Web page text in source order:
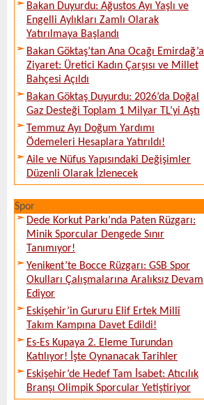
Bakan Duyurdu: Ağustos Ayı Yaşlı ve
Engelli Aylıkları Zamlı Olarak
Yatırılmaya Başlandı
Bakan Göktaş’tan Ana Ocağı Emirdağ’a
Ziyaret: Üretici Kadın Çarşısı ve Millet
Bahçesi Açıldı
Bakan Göktaş Duyurdu: 2026’da Doğal
Gaz Desteği Toplam 1 Milyar TL’yi Aştı
Temmuz Ayı Doğum Yardımı
Ödemeleri Hesaplara Yatırıldı!
Aile ve Nüfus Yapısındaki Değişimler
Düzenli Olarak İzlenecek
Spor
Dede Korkut Parkı’nda Paten Rüzgarı:
Minik Sporcular Dengede Sınır
Tanımıyor!
Yenikent’te Bocce Rüzgarı: GSB Spor
Okulları Çalışmalarına Aralıksız Devam
Ediyor
Eskişehir’in Gururu Elif Ertek Millî
Takım Kampına Davet Edildi!
Es-Es Kupaya 2. Eleme Turundan
Katılıyor! İşte Oynanacak Tarihler
Eskişehir’de Hedef Tam İsabet: Atıcılık
Branşı Olimpik Sporcular Yetiştiriyor